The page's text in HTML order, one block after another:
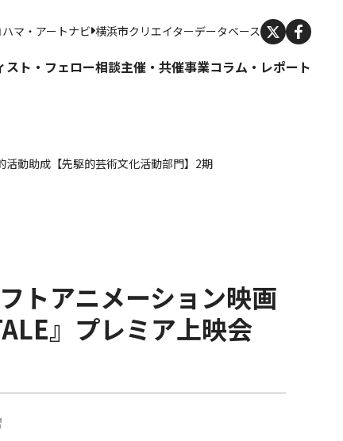
ハマ・アートナビ 横浜市クリエイターデータベース
スト・フェロー相談主催・共催事業コラム・レポート
活動助成【先駆的芸術文化活動部門】2期
トアニメーション映画
』プレミア上映会